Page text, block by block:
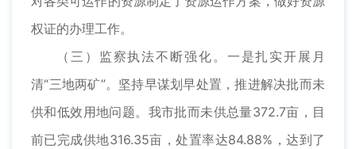
权证的办理工作。
（三）监察执法不断强化。一是扎实开展月
清“三地两矿”。坚持早谋划早处置，推进解决批而未
供和低效用地问题。我市批而未供总量372.7亩，目
前已完成供地316.35亩，处置率达84.88%，达到了